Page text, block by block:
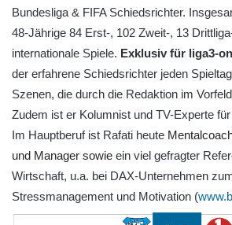
Bundesliga & FIFA Schiedsrichter.
48-Jährige 84 Erst-, 102 Zweit-, 13
internationale Spiele. Exklusiv für liga3-
der erfahrene Schiedsrichter jeden
Szenen, die durch die Redaktion im
Zudem ist er Kolumnist und TV-Experte
Im Hauptberuf ist Rafati heute
und Manager sowie ein viel gefragter
Wirtschaft, u.a. bei DAX-Unternehmen
Stressmanagement und Motivation (